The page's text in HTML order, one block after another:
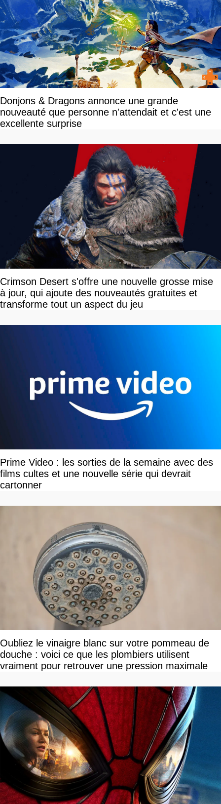
Donjons & Dragons annonce une grande
nouveauté que personne n'attendait et c'est une
excellente surprise
Crimson Desert s'offre une nouvelle grosse mise
à jour, qui ajoute des nouveautés gratuites et
transforme tout un aspect du jeu
Prime Video : les sorties de la semaine avec des
films cultes et une nouvelle série qui devrait
cartonner
Oubliez le vinaigre blanc sur votre pommeau de
douche : voici ce que les plombiers utilisent
vraiment pour retrouver une pression maximale